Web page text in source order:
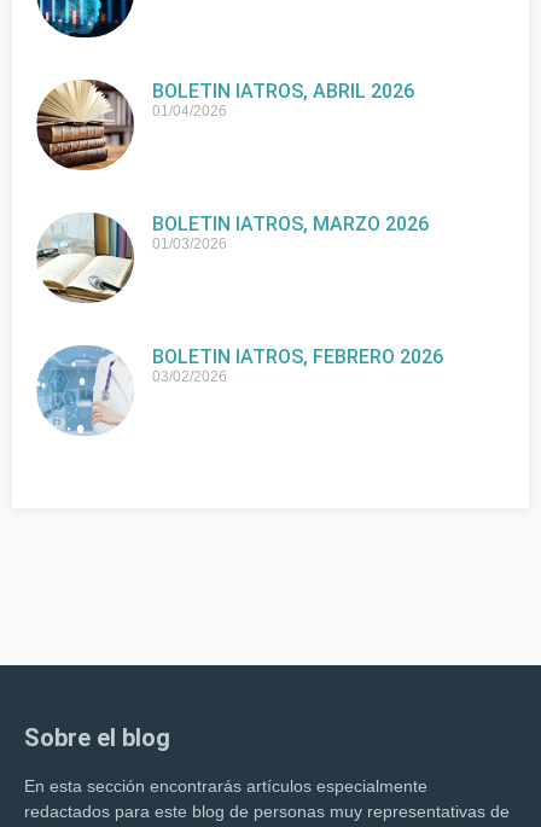
BOLETIN IATROS, ABRIL 2026
01/04/2026
BOLETIN IATROS, MARZO 2026
01/03/2026
BOLETIN IATROS, FEBRERO 2026
03/02/2026
Sobre el blog
En esta sección encontrarás artículos especialmente
redactados para este blog de personas muy representativas de